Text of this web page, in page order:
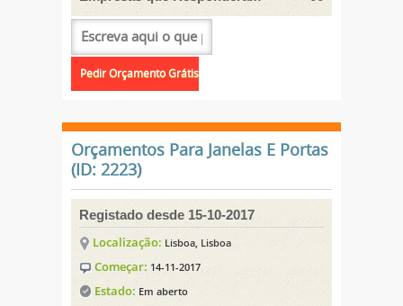
Orçamentos Para Janelas E Portas
(ID: 2223)
Registado desde 15-10-2017
Localização: Lisboa, Lisboa
Começar: 14-11-2017
Estado: Em aberto